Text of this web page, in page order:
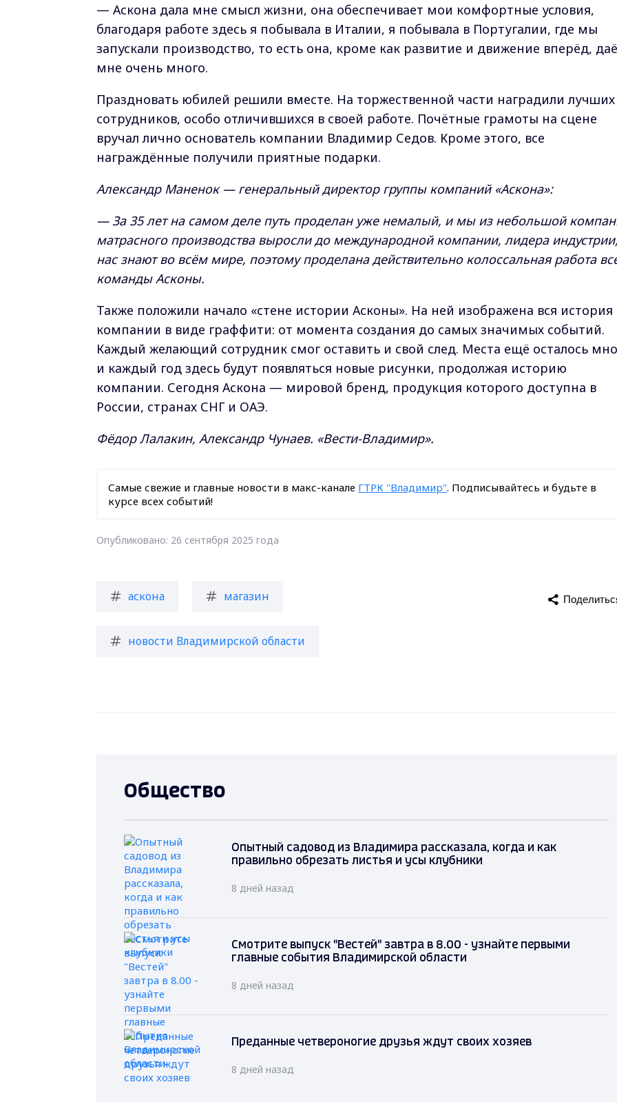
— Аскона дала мне смысл жизни, она обеспечивает мои комфортные условия,
благодаря работе здесь я побывала в Италии, я побывала в Португалии, где мы
запускали производство, то есть она, кроме как развитие и движение вперёд,
мне очень много.
Праздновать юбилей решили вместе. На торжественной части наградили лучших
сотрудников, особо отличившихся в своей работе. Почётные грамоты на сцене
вручал лично основатель компании Владимир Седов. Кроме этого, все
награждённые получили приятные подарки.
Александр Маненок — генеральный директор группы компаний «Аскона»:
— За 35 лет на самом деле путь проделан уже немалый, и мы из небольшой
матрасного производства выросли до международной компании, лидера индустрии,
нас знают во всём мире, поэтому проделана действительно колоссальная работа
команды Асконы.
Также положили начало «стене истории Асконы». На ней изображена вся история
компании в виде граффити: от момента создания до самых значимых событий.
Каждый желающий сотрудник смог оставить и свой след. Места ещё осталось
и каждый год здесь будут появляться новые рисунки, продолжая историю
компании. Сегодня Аскона — мировой бренд, продукция которого доступна в
России, странах СНГ и ОАЭ.
Фёдор Лалакин, Александр Чунаев. «Вести-Владимир».
Самые свежие и главные новости в макс-канале ГТРК "Владимир". Подписывайтесь и будьте в
курсе всех событий!
Опубликовано: 26 сентября 2025 года
аскона магазин
новости Владимирской области
Общество
Опытный садовод из Владимира рассказала, когда и как
правильно обрезать листья и усы клубники
8 дней назад
Смотрите выпуск "Вестей" завтра в 8.00 - узнайте первыми
главные события Владимирской области
8 дней назад
Преданные четвероногие друзья ждут своих хозяев
8 дней назад